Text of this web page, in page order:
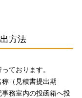
方法
ております。
（見積書提出期
務室内の投函箱へ投